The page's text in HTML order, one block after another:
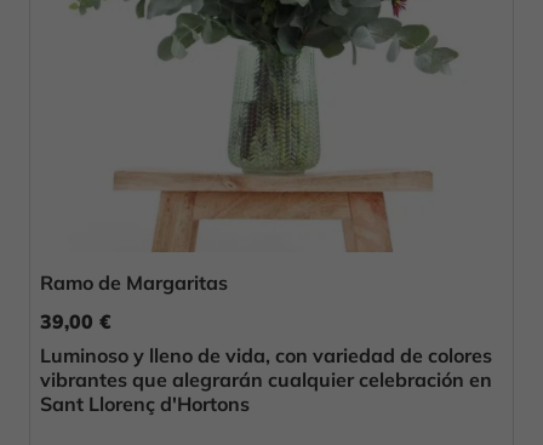
Ramo de Margaritas
39,00 €
Luminoso y lleno de vida, con variedad de colores
vibrantes que alegrarán cualquier celebración en
Sant Llorenç d'Hortons